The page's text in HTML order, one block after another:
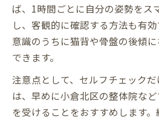
ば、1時間ごとに自分の姿勢をス
し、客観的に確認する方法も有
意識のうちに猫背や骨盤の後傾
できます。
注意点として、セルフチェック
は、早めに小倉北区の整体院な
を受けることをおすすめします